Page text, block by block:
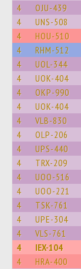
4 OJU-439
4 UNS-508
4 HOU-510
4 RHM-512
4 UOL-344
4 UOK-404
4 OKP-990
4 UOK-404
4 VLB-830
4 OLP-206
4 UPS-440
4 TRX-209
4 UOO-516
4 UOO-221
4 TSK-761
4 UPE-304
4 VLS-761
4 IEX-104
4 HRA-400